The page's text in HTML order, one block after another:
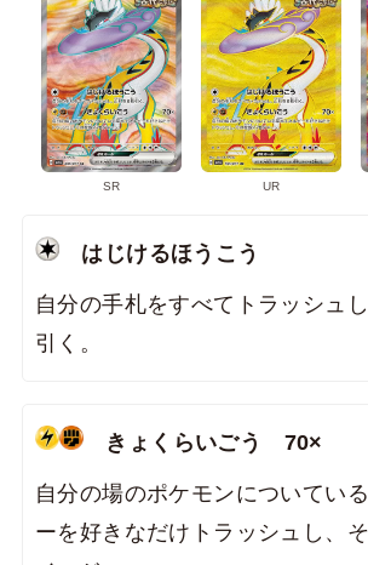
SR UR
はじけるほうこう
自分の手札をすべてトラッシュ
引く。
きょくらいごう 70×
自分の場のポケモンについてい
ーを好きなだけトラッシュし、